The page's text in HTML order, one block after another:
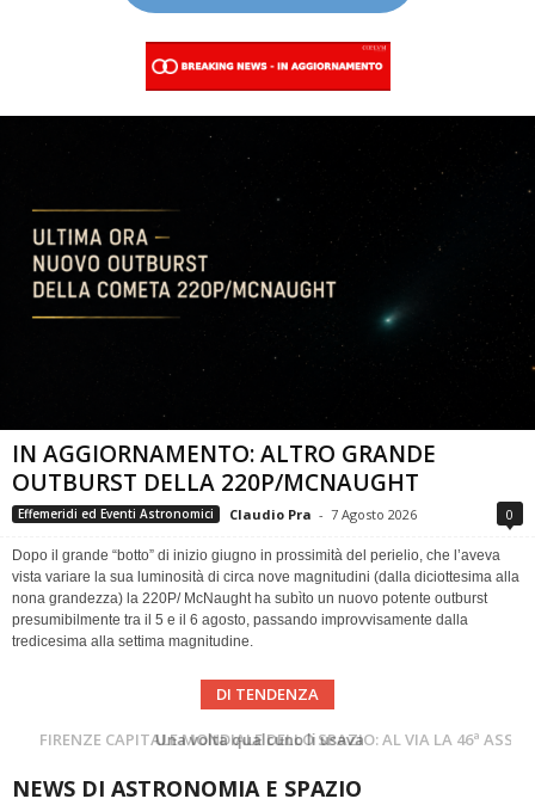
IN AGGIORNAMENTO: ALTRO GRANDE
OUTBURST DELLA 220P/MCNAUGHT
Effemeridi ed Eventi Astronomici Claudio Pra - 7 Agosto 2026 0
Dopo il grande “botto” di inizio giugno in prossimità del perielio, che l’aveva
vista variare la sua luminosità di circa nove magnitudini (dalla diciottesima alla
nona grandezza) la 220P/ McNaught ha subìto un nuovo potente outburst
presumibilmente tra il 5 e il 6 agosto, passando improvvisamente dalla
tredicesima alla settima magnitudine.
DI TENDENZA
FIRENZE CAPITALE MONDIALE DELLO SPAZIO: AL VIA LA 46ª ASSEMBLEA SCIENTIFICA DEL COSPAR
Cielo del Mese di Agosto 2026
NEWS DI ASTRONOMIA E SPAZIO